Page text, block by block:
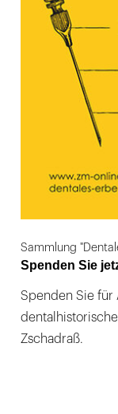
Sammlung
Spenden Sie
Spenden Sie für
Zschadraß.